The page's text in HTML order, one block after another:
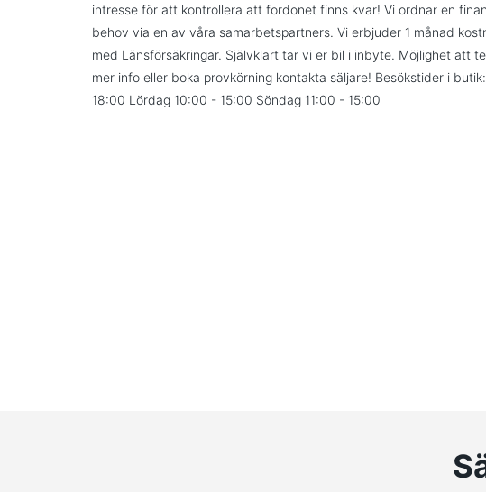
intresse för att kontrollera att fordonet finns kvar! Vi ordnar en
behov via en av våra samarbetspartners. Vi erbjuder 1 månad
med Länsförsäkringar. Självklart tar vi er bil i inbyte. Möjlighet att
mer info eller boka provkörning kontakta säljare! Besökstider i
18:00 Lördag 10:00 - 15:00 Söndag 11:00 - 15:00